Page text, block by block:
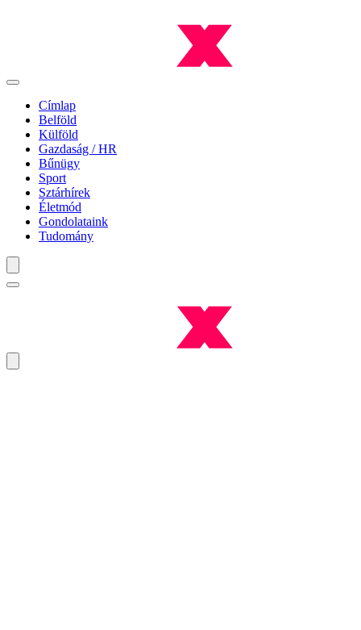
Címlap
Belföld
Külföld
Gazdaság / HR
Bűnügy
Sport
Sztárhírek
Életmód
Gondolataink
Tudomány